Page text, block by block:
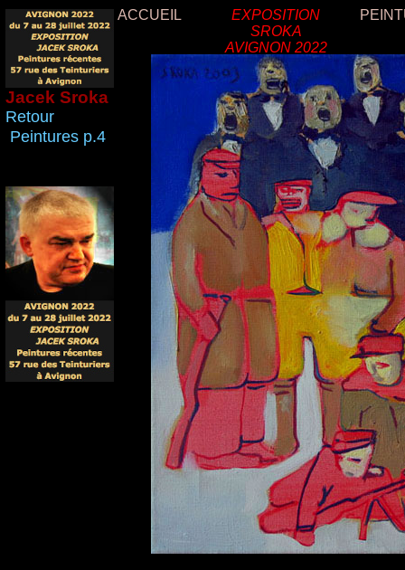
Jacek Sroka
Retour
Peintures p.4
ACCUEIL
EXPOSITION
SROKA
AVIGNON 2022